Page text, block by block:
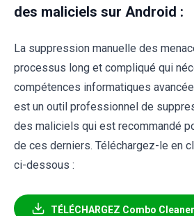
des maliciels sur Android :
La suppression manuelle des
processus long et compliqué qui
compétences informatiques
est un outil professionnel de
des maliciels qui est recommandé
de ces derniers. Téléchargez-le en
ci-dessous :
TÉLÉCHARGEZ Combo